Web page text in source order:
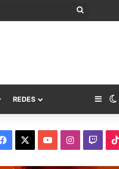
Buscar
REDES
Facebook YouTubeInstagram